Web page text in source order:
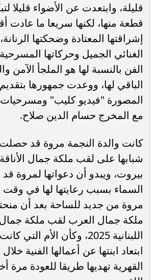
قليلة، وابتعدت عن الأضواء قليلا
قطعة منها، لكنها سريعا ما عادت
إشراقتها المعتادة وضحكتها
الغنائي الجميل وحركاتها
الفن بالنسبة لها هو الملجأ الآمن
الباقي لها، ووعدت جمهورها
المصورة "فيديو كليب" ومسرحيات
مع المخرج حسام الدين صلاح.
كانت والدة النجمة مروة قد
شبابها على لقب ملكة جمال الأناقة
بيروت، ويبدو أن دعواتها لمروة
السماء بسبب رعايتها لها في وقت
مروة من جديد للساحة بعد أن
ملكة جمال العرب لقب ملكة جمال
اللبنانية 2025، وكأن الأم
ابتعاد ابنتها عن أعمالها الفنية
القهرية تهديها طريقا للعودة